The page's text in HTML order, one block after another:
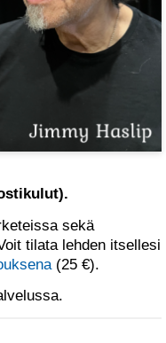
sekä
tilata lehden itsellesi
(25 €).